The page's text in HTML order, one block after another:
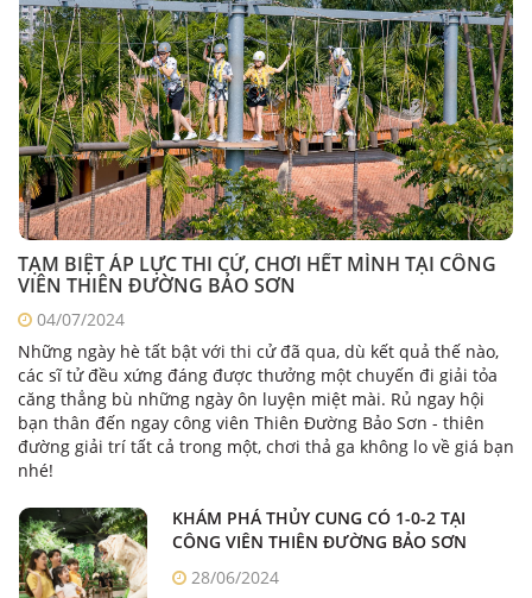
TẠM BIỆT ÁP LỰC THI CỬ, CHƠI HẾT MÌNH TẠI CÔNG
VIÊN THIÊN ĐƯỜNG BẢO SƠN
04/07/2024
Những ngày hè tất bật với thi cử đã qua, dù kết quả thế nào,
các sĩ tử đều xứng đáng được thưởng một chuyến đi giải tỏa
căng thẳng bù những ngày ôn luyện miệt mài. Rủ ngay hội
bạn thân đến ngay công viên Thiên Đường Bảo Sơn - thiên
đường giải trí tất cả trong một, chơi thả ga không lo về giá bạn
nhé!
KHÁM PHÁ THỦY CUNG CÓ 1-0-2 TẠI
CÔNG VIÊN THIÊN ĐƯỜNG BẢO SƠN
28/06/2024